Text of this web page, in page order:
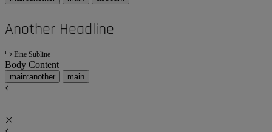
Another Headline
Eine Subline
Body Content
main:another main